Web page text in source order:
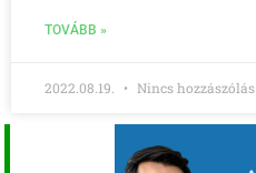
TOVÁBB »
2022.08.19. Nincs hozzászólás